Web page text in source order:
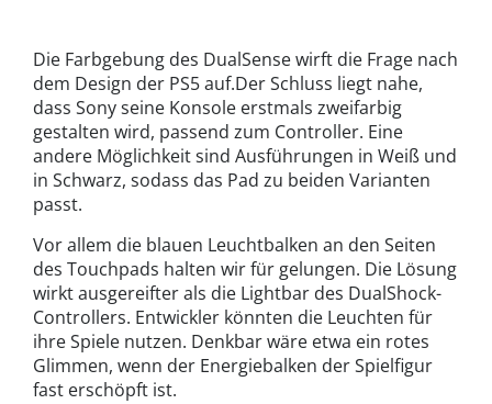
Die Farbgebung des DualSense wirft die Frage nach
dem Design der PS5 auf.Der Schluss liegt nahe,
dass Sony seine Konsole erstmals zweifarbig
gestalten wird, passend zum Controller. Eine
andere Möglichkeit sind Ausführungen in Weiß und
in Schwarz, sodass das Pad zu beiden Varianten
passt.
Vor allem die blauen Leuchtbalken an den Seiten
des Touchpads halten wir für gelungen. Die Lösung
wirkt ausgereifter als die Lightbar des DualShock-
Controllers. Entwickler könnten die Leuchten für
ihre Spiele nutzen. Denkbar wäre etwa ein rotes
Glimmen, wenn der Energiebalken der Spielfigur
fast erschöpft ist.